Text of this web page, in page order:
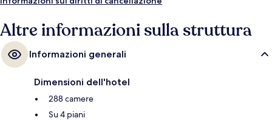
Altre informazioni sulla struttura
Informazioni generali
Dimensioni dell'hotel
288 camere
Su 4 piani